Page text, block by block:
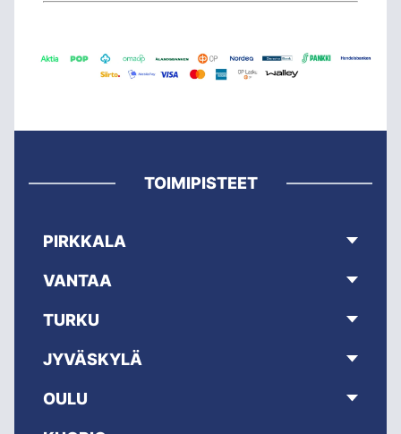
TOIMIPISTEET
PIRKKALA
VANTAA
TURKU
JYVÄSKYLÄ
OULU